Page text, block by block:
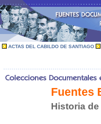
ACTAS DEL CABILDO DE SANTIAGO
Fuentes
Historia